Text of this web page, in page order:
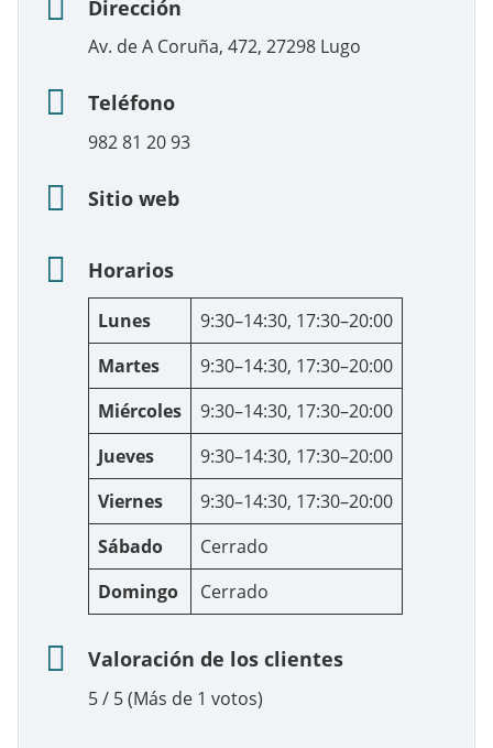
Dirección
Av. de A Coruña, 472, 27298 Lugo
Teléfono
982 81 20 93
Sitio web
Horarios
Lunes
9:30–14:30, 17:30–20:00
Martes
9:30–14:30, 17:30–20:00
Miércoles
9:30–14:30, 17:30–20:00
Jueves
9:30–14:30, 17:30–20:00
Viernes
9:30–14:30, 17:30–20:00
Sábado
Cerrado
Domingo
Cerrado
Valoración de los clientes
5 / 5 (Más de 1 votos)